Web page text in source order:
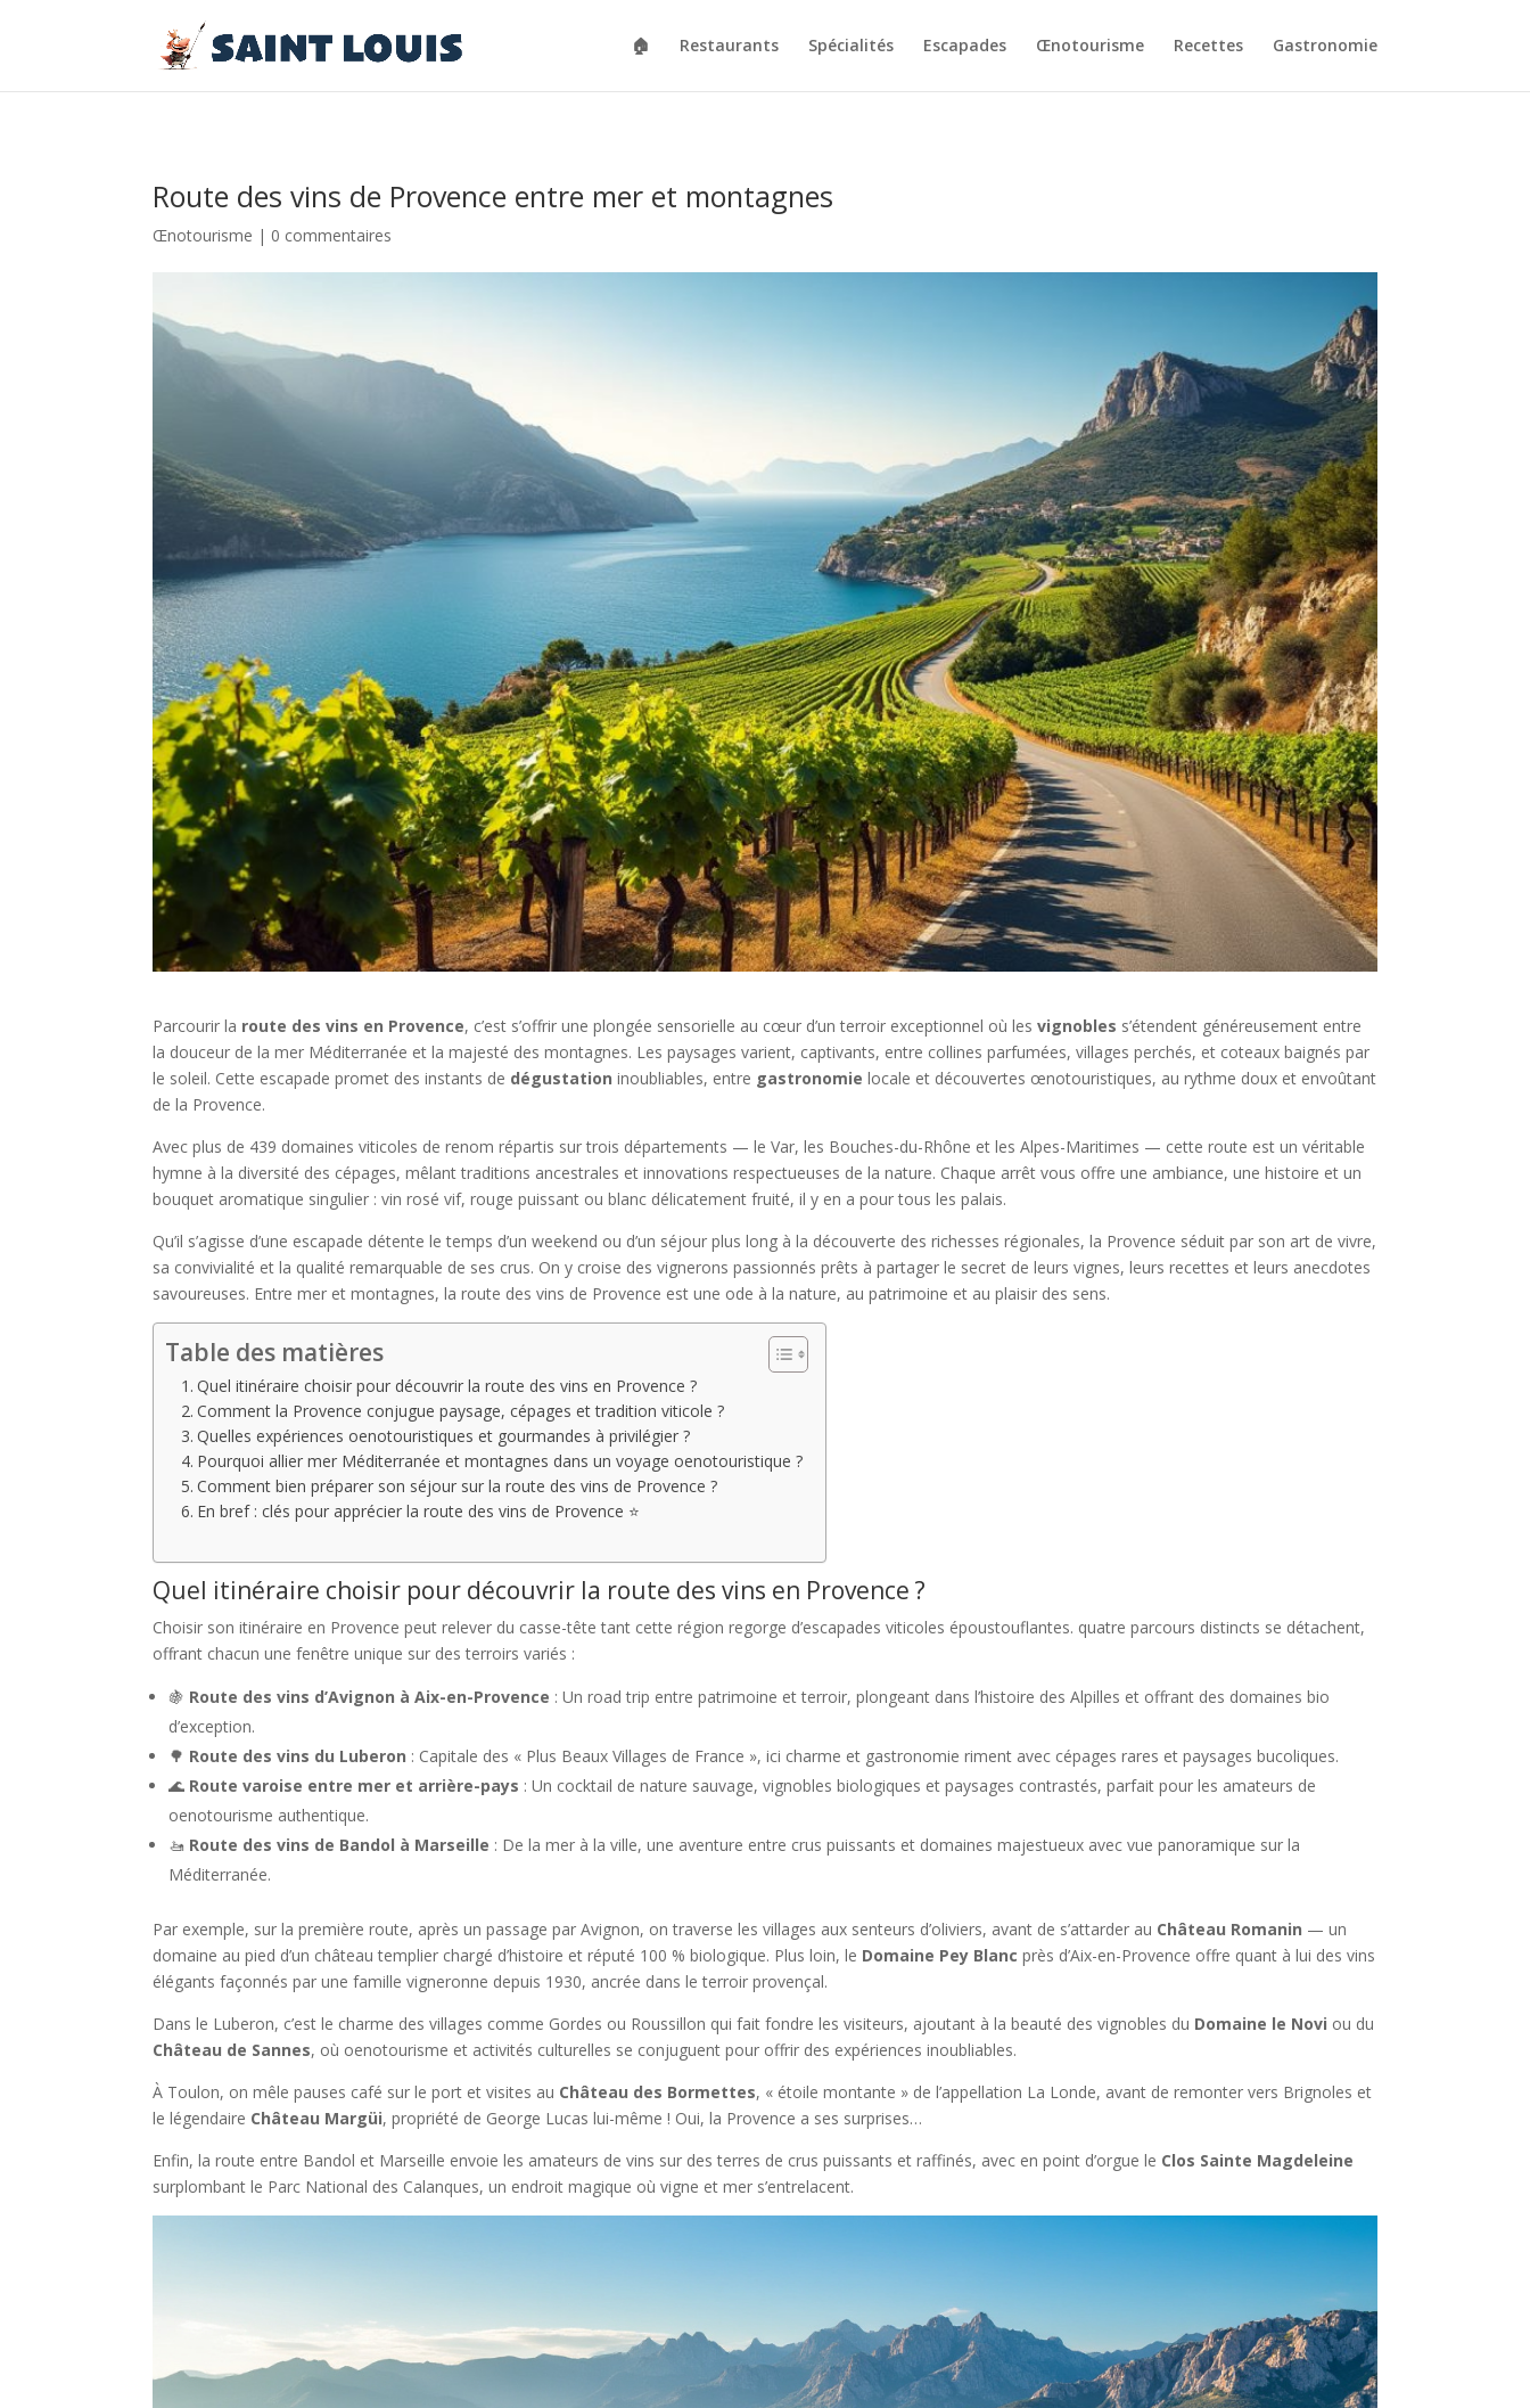
🏠 Restaurants Spécialités Escapades Œnotourisme Recettes Gastronomie
Route des vins de Provence entre mer et montagnes
Œnotourisme | 0 commentaires
Parcourir la route des vins en Provence, c’est s’offrir une plongée sensorielle au cœur d’un terroir exceptionnel où lesvignobles s’étendent généreusement entre
la douceur de la mer Méditerranée et la majesté des montagnes. Les paysages varient, captivants, entre collines parfumées, villages perchés, et coteaux baignés par
le soleil. Cette escapade promet des instants de dégustation inoubliables, entre gastronomie locale et découvertes œnotouristiques, au rythme doux et envoûtant
de la Provence.
Avec plus de 439 domaines viticoles de renom répartis sur trois départements — le Var, les Bouches-du-Rhône et les Alpes-Maritimes — cette route est un véritable
hymne à la diversité des cépages, mêlant traditions ancestrales et innovations respectueuses de la nature. Chaque arrêt vous offre une ambiance, une histoire et un
bouquet aromatique singulier : vin rosé vif, rouge puissant ou blanc délicatement fruité, il y en a pour tous les palais.
Qu’il s’agisse d’une escapade détente le temps d’un weekend ou d’un séjour plus long à la découverte des richesses régionales, la Provence séduit par son art de vivre,
sa convivialité et la qualité remarquable de ses crus. On y croise des vignerons passionnés prêts à partager le secret de leurs vignes, leurs recettes et leurs anecdotes
savoureuses. Entre mer et montagnes, la route des vins de Provence est une ode à la nature, au patrimoine et au plaisir des sens.
Table des matières
Quel itinéraire choisir pour découvrir la route des vins en Provence ?
Comment la Provence conjugue paysage, cépages et tradition viticole ?
Quelles expériences oenotouristiques et gourmandes à privilégier ?
Pourquoi allier mer Méditerranée et montagnes dans un voyage oenotouristique ?
Comment bien préparer son séjour sur la route des vins de Provence ?
En bref : clés pour apprécier la route des vins de Provence ⭐️
Quel itinéraire choisir pour découvrir la route des vins en Provence ?
Choisir son itinéraire en Provence peut relever du casse-tête tant cette région regorge d’escapades viticoles époustouflantes. quatre parcours distincts se détachent,
offrant chacun une fenêtre unique sur des terroirs variés :
🍇 Route des vins d’Avignon à Aix-en-Provence : Un road trip entre patrimoine et terroir, plongeant dans l’histoire des Alpilles et offrant des domaines bio
d’exception.
🌳 Route des vins du Luberon : Capitale des « Plus Beaux Villages de France », ici charme et gastronomie riment avec cépages rares et paysages bucoliques.
🌊 Route varoise entre mer et arrière-pays : Un cocktail de nature sauvage, vignobles biologiques et paysages contrastés, parfait pour les amateurs de
oenotourisme authentique.
🚤 Route des vins de Bandol à Marseille : De la mer à la ville, une aventure entre crus puissants et domaines majestueux avec vue panoramique sur la
Méditerranée.
Par exemple, sur la première route, après un passage par Avignon, on traverse les villages aux senteurs d’oliviers, avant de s’attarder au Château Romanin — un
domaine au pied d’un château templier chargé d’histoire et réputé 100 % biologique. Plus loin, le Domaine Pey Blanc près d’Aix-en-Provence offre quant à lui des vins
élégants façonnés par une famille vigneronne depuis 1930, ancrée dans le terroir provençal.
Dans le Luberon, c’est le charme des villages comme Gordes ou Roussillon qui fait fondre les visiteurs, ajoutant à la beauté des vignobles du Domaine le Novi ou du
Château de Sannes, où oenotourisme et activités culturelles se conjuguent pour offrir des expériences inoubliables.
À Toulon, on mêle pauses café sur le port et visites au Château des Bormettes, « étoile montante » de l’appellation La Londe, avant de remonter vers Brignoles et
le légendaire Château Margüi, propriété de George Lucas lui-même ! Oui, la Provence a ses surprises…
Enfin, la route entre Bandol et Marseille envoie les amateurs de vins sur des terres de crus puissants et raffinés, avec en point d’orgue le Clos Sainte Magdeleine
surplombant le Parc National des Calanques, un endroit magique où vigne et mer s’entrelacent.